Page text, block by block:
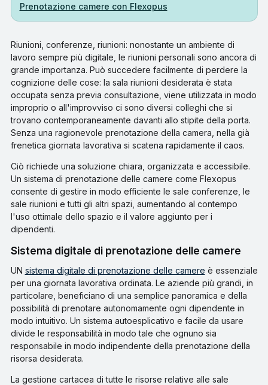
Prenotazione camere con Flexopus
Riunioni, conferenze, riunioni: nonostante un ambiente di
lavoro sempre più digitale, le riunioni personali sono ancora di
grande importanza. Può succedere facilmente di perdere la
cognizione delle cose: la sala riunioni desiderata è stata
occupata senza previa consultazione, viene utilizzata in modo
improprio o all'improvviso ci sono diversi colleghi che si
trovano contemporaneamente davanti allo stipite della porta.
Senza una ragionevole prenotazione della camera, nella già
frenetica giornata lavorativa si scatena rapidamente il caos.
Ciò richiede una soluzione chiara, organizzata e accessibile.
Un sistema di prenotazione delle camere come Flexopus
consente di gestire in modo efficiente le sale conferenze, le
sale riunioni e tutti gli altri spazi, aumentando al contempo
l'uso ottimale dello spazio e il valore aggiunto per i
dipendenti.
Sistema digitale di prenotazione delle camere
UN sistema digitale di prenotazione delle camere è essenziale
per una giornata lavorativa ordinata. Le aziende più grandi, in
particolare, beneficiano di una semplice panoramica e della
possibilità di prenotare autonomamente ogni dipendente in
modo intuitivo. Un sistema autoesplicativo e facile da usare
divide le responsabilità in modo tale che ognuno sia
responsabile in modo indipendente della prenotazione della
risorsa desiderata.
La gestione cartacea di tutte le risorse relative alle sale